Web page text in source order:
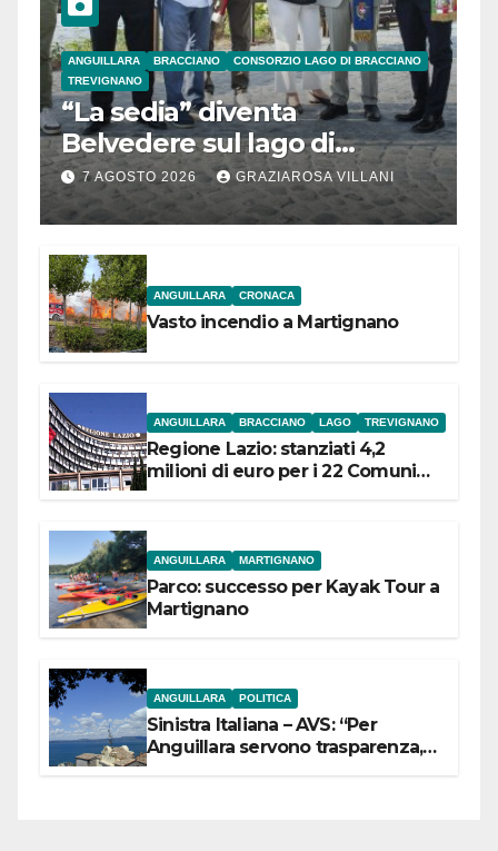
ANGUILLARA BRACCIANO
CONSORZIO LAGO DI BRACCIANO
TREVIGNANO
“La sedia” diventa
Belvedere sul lago di
Bracciano: ieri
l’inaugurazione
7 AGOSTO 2026 GRAZIAROSA VILLANI
ANGUILLARA CRONACA
Vasto incendio a Martignano
ANGUILLARA BRACCIANO LAGO TREVIGNANO
Regione Lazio: stanziati 4,2
milioni di euro per i 22 Comuni
ANGUILLARA MARTIGNANO
Parco: successo per Kayak Tour a
Martignano
ANGUILLARA POLITICA
Sinistra Italiana – AVS: “Per
Anguillara servono trasparenza,